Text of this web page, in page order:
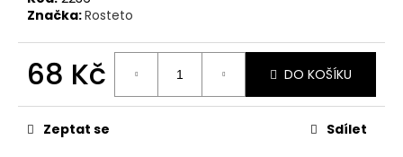
Značka:Rosteto
68 Kč DO KOŠÍKU
Zeptat se Sdílet
PAŠTIKA
VOM
FEINSTEIN